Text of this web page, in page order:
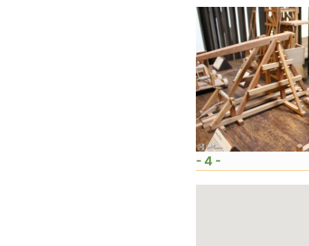
- 4 -